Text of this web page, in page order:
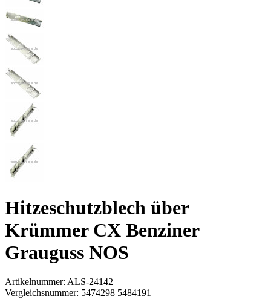
Hitzeschutzblech über
Krümmer CX Benziner
Grauguss NOS
Artikelnummer: ALS-24142
Vergleichsnummer: 5474298 5484191